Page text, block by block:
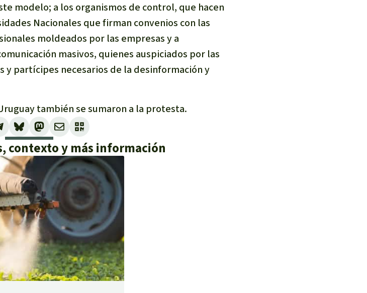
modelo; a los organismos de control, que hacen
Nacionales que firman convenios con las
moldeados por las empresas y a
masivos, quienes auspiciados por las
y partícipes necesarios de la desinformación y
también se sumaron a la protesta.
contexto y más información